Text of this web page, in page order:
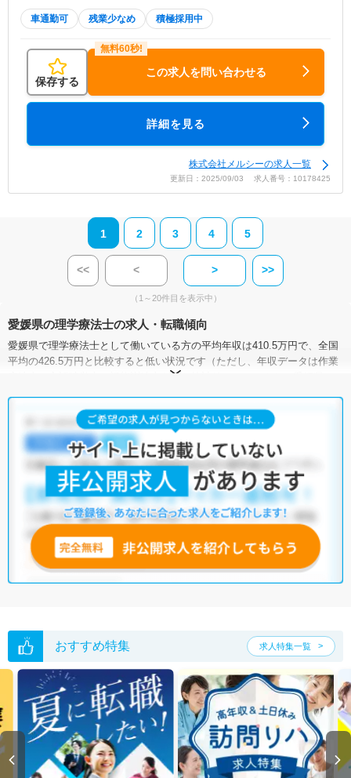
車通勤可 残業少なめ 積極採用中
保存する
この求人を問い合わせる
詳細を見る
株式会社メルシーの求人一覧
更新日：2025/09/03 求人番号：10178425
1 2 3 4 5
<< < > >>
（1～20件目を表示中）
愛媛県の理学療法士の求人・転職傾向
愛媛県で理学療法士として働いている方の平均年収は410.5万円で、全国
平均の426.5万円と比較すると低い状況です（ただし、年収データは作業
療法士・言語聴覚士・視能訓練士を含む統計値です）。また、愛媛県に
有効求人倍率は、全国が4.13倍なのに対して、愛媛県は4.07倍。理学療法
士の需要はやや低い傾向にあります。加えて、愛媛県には病院が134施
設、クリニックが1,003施設、介護施設が3,145施設あり、理学療法士とし
て働ける施設が豊富です。そのため、多種多様な求人の中から希望の条
件に合った職場を見つけることができるでしょう。
マイナビコメディカルには、【車通勤可】【残業少なめ】【駅から徒歩5
分以内】など、充実した理学療法士の求人がそろっています。さらに、
マイナビコメディカルでは、限定求人や非公開求人のご紹介も可能で
す。ぜひ一度ご相談ください。
※各種数字情報は2022年12月 マイナビ調べによる
サイト上に掲載されている求人の他に、
転職支援サービスにお申し込みいただくと、全求人からご希望条件に合
う求人を提案させていただきます。
愛媛県の理学療法士求人では以下のような条件が人気です。
土日祝休・積極採用中・新卒OK・正社員(正職員)・ 病院・
クリニック・ 介護福祉施設・ 訪問リハビリ(在宅医療) ・小児リハビ
・保育園・ 整骨院・
他の条件でも人気の求人がございますので、「こだわり条件」から検索
おすすめ特集 求人特集一覧